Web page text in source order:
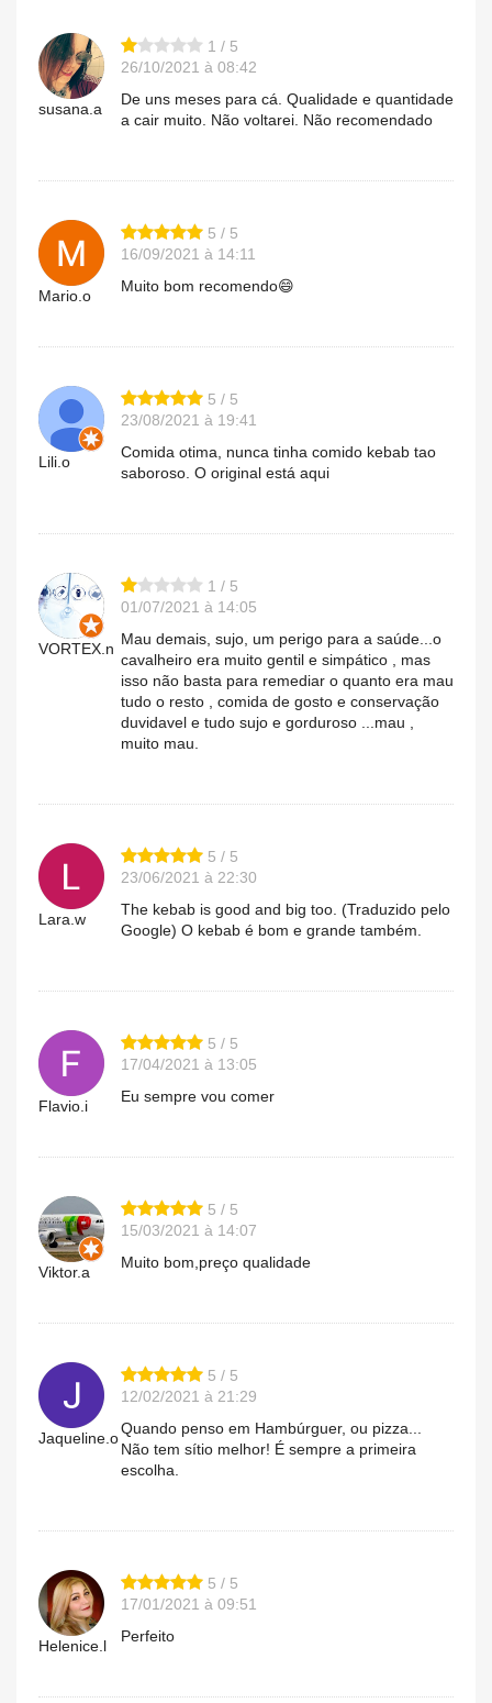
susana.a
1 / 5
26/10/2021 à 08:42
De uns meses para cá. Qualidade e quantidade
a cair muito. Não voltarei. Não recomendado
Mario.o
5 / 5
16/09/2021 à 14:11
Muito bom recomendo😄
Lili.o
5 / 5
23/08/2021 à 19:41
Comida otima, nunca tinha comido kebab tao
saboroso. O original está aqui
VORTEX.n
1 / 5
01/07/2021 à 14:05
Mau demais, sujo, um perigo para a saúde...o
cavalheiro era muito gentil e simpático , mas
isso não basta para remediar o quanto era mau
tudo o resto , comida de gosto e conservação
duvidavel e tudo sujo e gorduroso ...mau ,
muito mau.
Lara.w
5 / 5
23/06/2021 à 22:30
The kebab is good and big too. (Traduzido pelo
Google) O kebab é bom e grande também.
Flavio.i
5 / 5
17/04/2021 à 13:05
Eu sempre vou comer
Viktor.a
5 / 5
15/03/2021 à 14:07
Muito bom,preço qualidade
Jaqueline.o
5 / 5
12/02/2021 à 21:29
Quando penso em Hambúrguer, ou pizza...
Não tem sítio melhor! É sempre a primeira
escolha.
Helenice.l
5 / 5
17/01/2021 à 09:51
Perfeito